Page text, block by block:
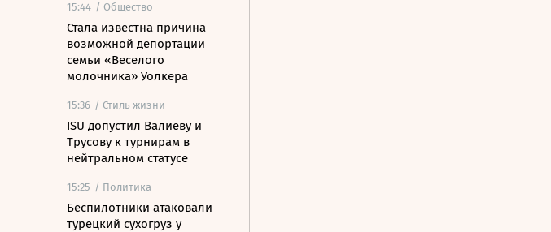
15:44 / Общество
Стала известна причина
возможной депортации
семьи «Веселого
молочника» Уолкера
15:36 / Стиль жизни
ISU допустил Валиеву и
Трусову к турнирам в
нейтральном статусе
15:25 / Политика
Беспилотники атаковали
турецкий сухогруз у